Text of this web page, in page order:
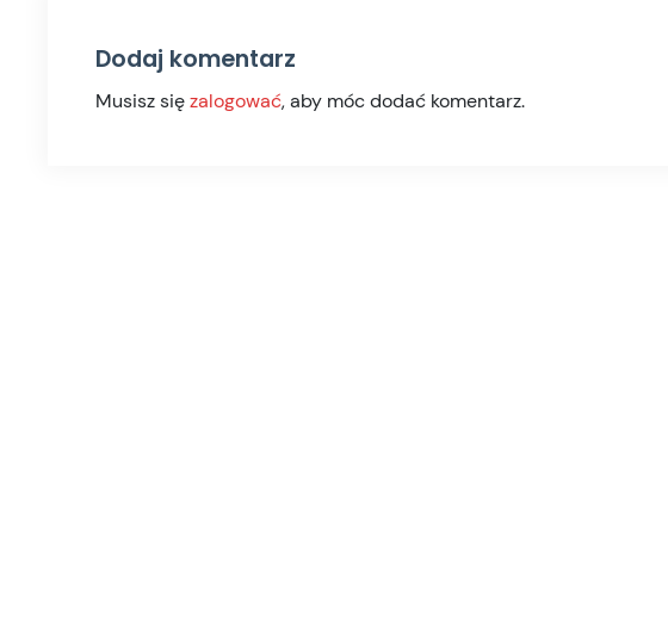
Dodaj komentarz
Musisz sięzalogować, aby móc dodać komentarz.